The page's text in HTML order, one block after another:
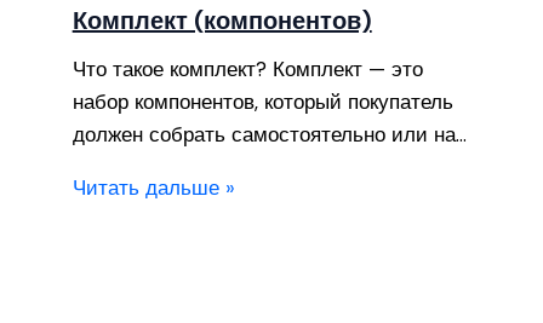
Комплект (компонентов)
Что такое комплект? Комплект — это
набор компонентов, который покупатель
должен собрать самостоятельно или на…
Читать дальше »